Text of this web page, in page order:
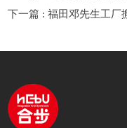
下一篇 : 福田邓先生工厂